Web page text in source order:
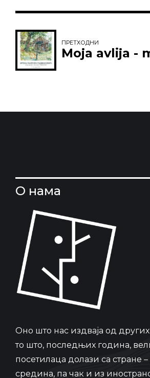
ПРЕТХОДНИ
Moja avlija -
О нама
Oно што нас издваја од других
то што, последњих година,
посетилаца долази са стране
средина, па чак и из